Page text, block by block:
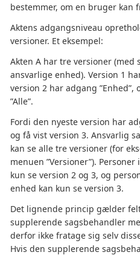
bestemmer, om en bruger kan
Aktens adgangsniveau
versioner. Et eksempel:
Akten A har tre versioner (med
ansvarlige enhed). Version 1
version 2 har adgang ”Enhed”,
”Alle”.
Fordi den nyeste version har
og få vist version 3. Ansvarlig
kan se alle tre versioner (for
menuen ”Versioner”).
kun se version 2 og 3, og
enhed kan kun se version 3.
Det lignende princip gælder
supplerende sagsbehandler
derfor ikke fratage sig selv
Hvis den supplerende